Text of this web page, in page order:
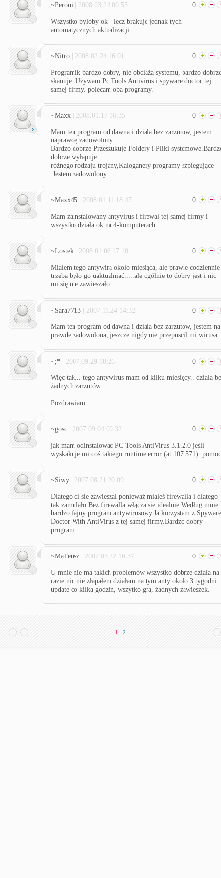
~Peroni | 2008.03.24 00:55 0
Wszystko byloby ok - lecz brakuje jednak tych
automatycznych aktualizacji.
~Nitro | 2008.02.24 16:01 0
Programik bardzo dobry, nie obciąża systemu, bardzo dobrze
skanuje. Używam Pc Tools Antivirus i spyware doctor tej
samej firmy. polecam oba programy.
~Maxx | 2008.01.17 16:35 0
Mam ten program od dawna i dziala bez zarzutow, jestem
naprawdę zadowolony
Bardzo dobrze Przeszukuje Foldery i Pliki
dobrze wyłapuje
różnego rodzaju trojany,Kaloganery programy szpiegujące
.Jestem zadowolony
~Maxx45 | 2008.01.11 18:47 0
Mam zainstalowany antyvirus i firewal tej samej firmy i
wszystko działa ok na 4-komputerach.
~Lostek | 2008.01.06 17:10 0
Miałem tego antywira około miesiąca, ale prawie codziennie
trzeba było go uaktualniać.....ale ogólnie to dobry jest i nic
mi się nie zawieszało
~Sara7713 | 2007.11.24 14:32 0
Mam ten program od dawna i dziala bez zarzutow, jestem na
prawde zadowolona, jeszcze nigdy nie przepuscil mi wirusa
~;* | 2007.09.29 18:26 0
Więc tak... tego antywirus mam od kilku miesięcy.. działa
żadnych zarzutów.
Pozdrawiam
~gosc | 2007.09.04 09:32 0
jak mam odinstalowac PC Tools AntiVirus 3.1.2.0 jeśli
wyskakuje mi coś takiego runtime error (at 107:571):
~Siwy | 2007.08.21 20:09 0
Dlatego ci sie zawieszal ponieważ mialeś firewalla i dlatego
tak zamulało.Bez firewalla włącza sie idealnie.Według mnie
bardzo fajny program antywirusowy.Ja korzystam z Spyware
Doctor With AntiVirus z tej samej firmy.Bardzo dobry
program.
~MaTeusz | 2007.05.22 16:37 0
U mnie nie ma takich problemów wszystko dobrze działa na
razie nic nie złapałem działam na tym anty około 3 tygodni
update co kilka godzin, wszytko gra, żadnych zawieszek.
1 2